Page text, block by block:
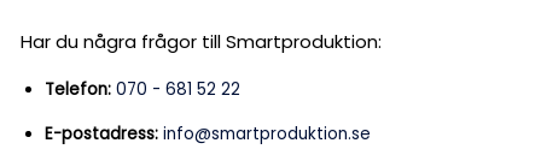
Har du några frågor till Smartproduktion:
Telefon: 070 - 681 52 22
E-postadress: info@smartproduktion.se